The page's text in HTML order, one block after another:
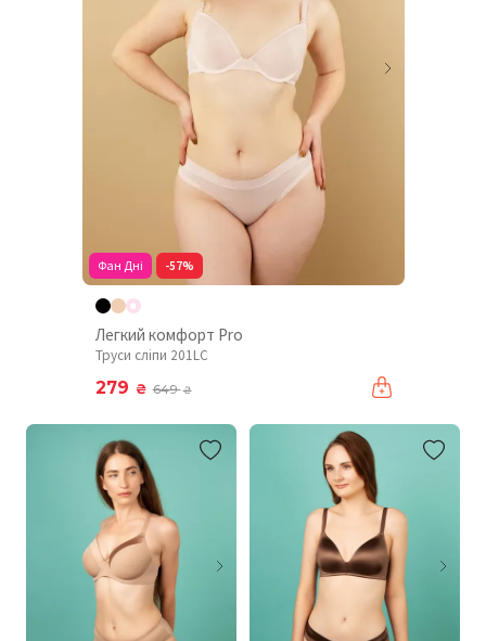
Фан Дні -57%
Легкий комфорт Pro
Труси сліпи 201LC
279 ₴ 649₴